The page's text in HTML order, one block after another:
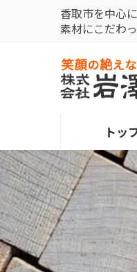
キ
ッ
プ
に
移
動
香取市を中心
素材にこだわ
トッ